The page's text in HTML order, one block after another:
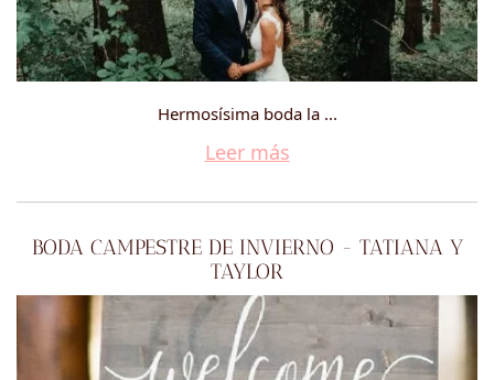
Hermosísima boda la ...
Leer más
BODA CAMPESTRE DE INVIERNO - TATIANA Y
TAYLOR